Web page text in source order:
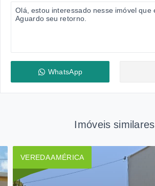
WhatsApp
Imóveis similares
VEREDA AMÉRICA